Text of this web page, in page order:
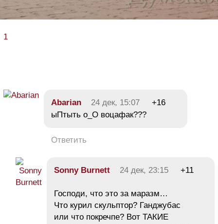
1
Abarian 24 дек, 15:07
+16
ыПтыть о_О воцафак???
Ответить
Sonny Burnett 24 дек, 23:15 +11
Господи, что это за маразм…
Что курил скульптор? Ганджубас
или что покречпе? Вот ТАКИЕ